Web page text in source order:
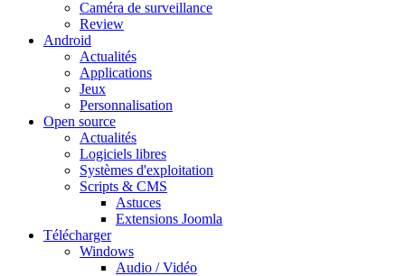
Caméra de surveillance
Review
Android
Actualités
Applications
Jeux
Personnalisation
Open source
Actualités
Logiciels libres
Systèmes d'exploitation
Scripts & CMS
Astuces
Extensions Joomla
Télécharger
Windows
Audio / Vidéo